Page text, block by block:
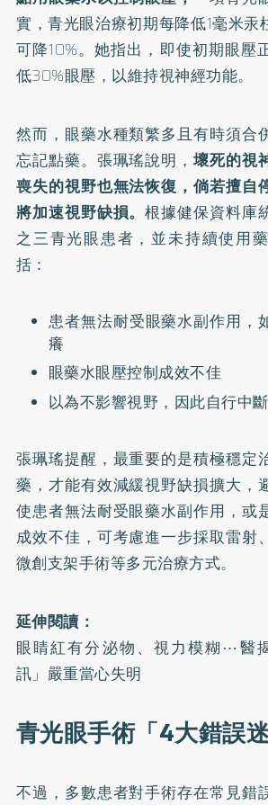
實，青光眼治療初期每降低1毫米汞
可降10%。她指出，即使初期眼壓
低30%眼壓，以維持視神經功能。
然而，眼藥水種類繁多且有時須合
忘記點藥。張珮瑤說明，壞死的視
喪失的視野也無法恢復，倘若擅自
將加速視野缺損。根據健保資料庫
之三青光眼患者，並未持續使用
括：
患者無法耐受眼藥水副作用，
癢
眼藥水眼壓控制成效不佳
以為不影響視野，因此自行中
張珮瑤提醒，最重要的是積極穩定
藥，才能有效減緩視野缺損擴大，
使患者無法耐受眼藥水副作用，或
成效不佳，可考慮進一步採取雷射
微創支架手術等多元治療方式。
延伸閱讀：
眼睛紅有分泌物、視力模糊⋯醫
訊」嚴重當心失明
青光眼手術「4大錯誤迷
不過，多數患者對手術存在常見錯